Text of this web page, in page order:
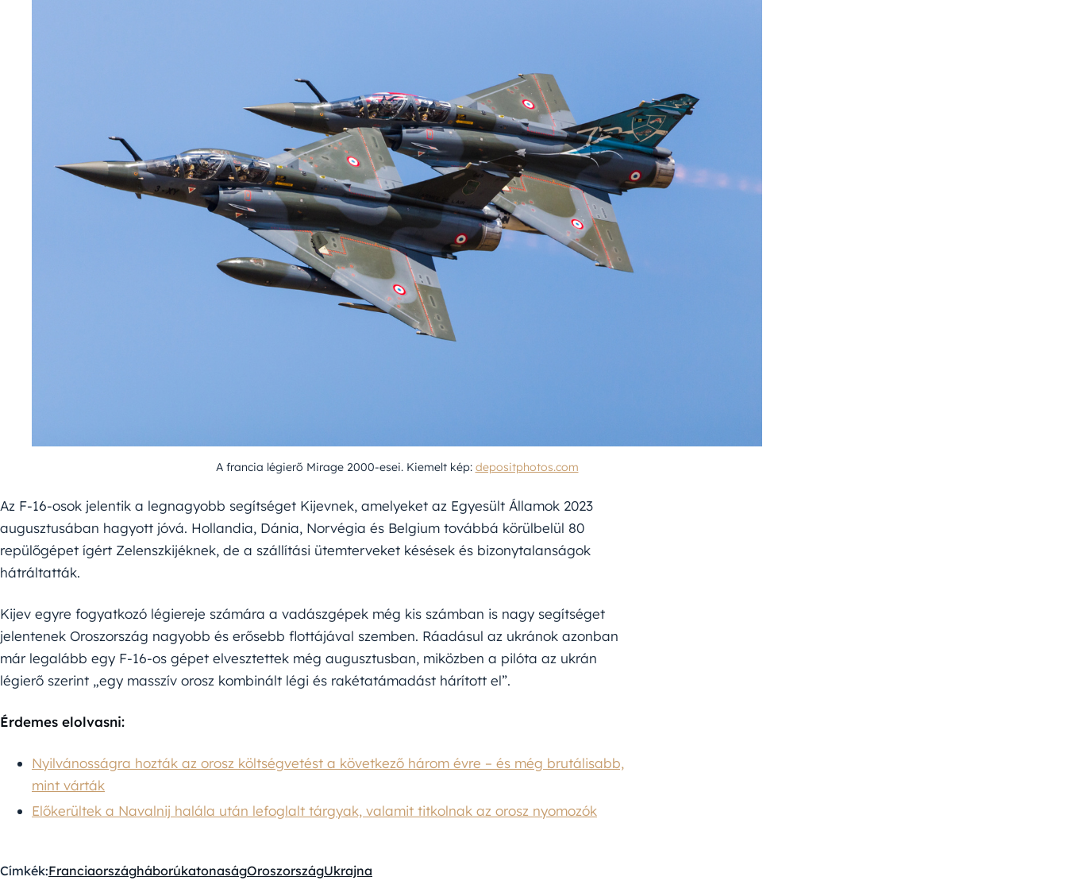
A francia légierő Mirage 2000-esei. Kiemelt kép: depositphotos.com
Az F-16-osok jelentik a legnagyobb segítséget Kijevnek, amelyeket az Egyesült Államok 2023
augusztusában hagyott jóvá. Hollandia, Dánia, Norvégia és Belgium továbbá körülbelül 80
repülőgépet ígért Zelenszkijéknek, de a szállítási ütemterveket késések és bizonytalanságok
hátráltatták.
Kijev egyre fogyatkozó légiereje számára a vadászgépek még kis számban is nagy segítséget
jelentenek Oroszország nagyobb és erősebb flottájával szemben. Ráadásul az ukránok azonban
már legalább egy F-16-os gépet elvesztettek még augusztusban, miközben a pilóta az ukrán
légierő szerint „egy masszív orosz kombinált légi és rakétatámadást hárított el”.
Érdemes elolvasni:
Nyilvánosságra hozták az orosz költségvetést a következő három évre – és még brutálisabb,
mint várták
Előkerültek a Navalnij halála után lefoglalt tárgyak, valamit titkolnak az orosz nyomozók
Címkék:FranciaországháborúkatonaságOroszországUkrajna